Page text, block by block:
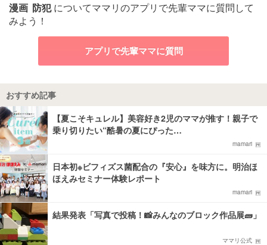
漫画 防犯についてママリのアプリで先輩ママに質問して
みよう！
アプリで先輩ママに質問
おすすめ記事
【夏こそキュレル】美容好き2児のママが推す！親子で
乗り切りたい“酷暑の夏にぴった…
mamari
日本初※ビフィズス菌配合の『安心』を味方に。明治ほ
ほえみセミナー体験レポート
mamari
結果発表「写真で投稿！📸みんなのブロック作品展🧱」
ママリ公式